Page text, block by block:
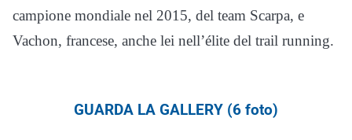
campione mondiale nel 2015, del team Scarpa, e
Vachon, francese, anche lei nell’élite del trail running.
GUARDA LA GALLERY (6 foto)